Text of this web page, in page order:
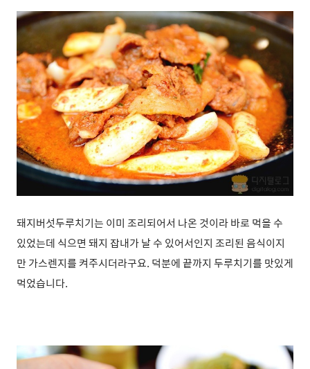
돼지버섯두루치기는 이미 조리되어서 나온 것이라 바로 먹을 수
있었는데 식으면 돼지 잡내가 날 수 있어서인지 조리된 음식이지
만 가스렌지를 켜주시더라구요. 덕분에 끝까지 두루치기를 맛있게
먹었습니다.